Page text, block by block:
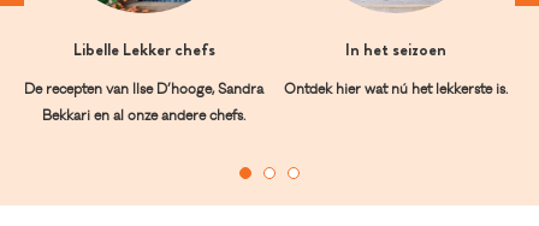
Libelle Lekker chefs
De recepten van Ilse D’hooge, Sandra
Bekkari en al onze andere chefs.
In het seizoen
Ontdek hier wat nú het lekkerste is.